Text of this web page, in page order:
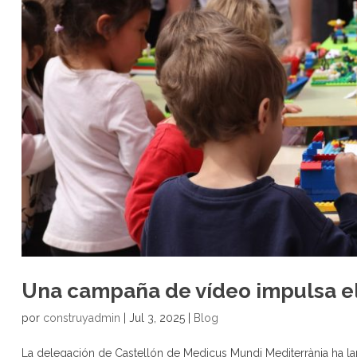
Una campaña de vídeo impulsa
por construyadmin Jul 3, 2025| Blog
La delegación de Castellón de Medicus Mundi Mediterrània ha